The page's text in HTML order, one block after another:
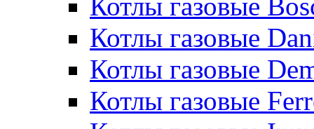
Котлы газовые
Котлы газовые
Котлы газовые